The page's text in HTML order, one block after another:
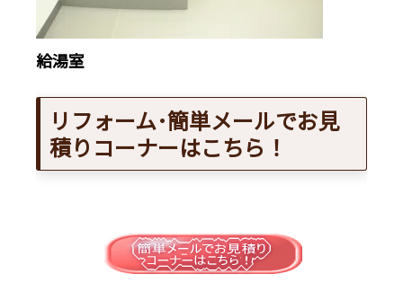
給湯室
リフォーム･簡単メールでお見
積りコーナーはこちら！